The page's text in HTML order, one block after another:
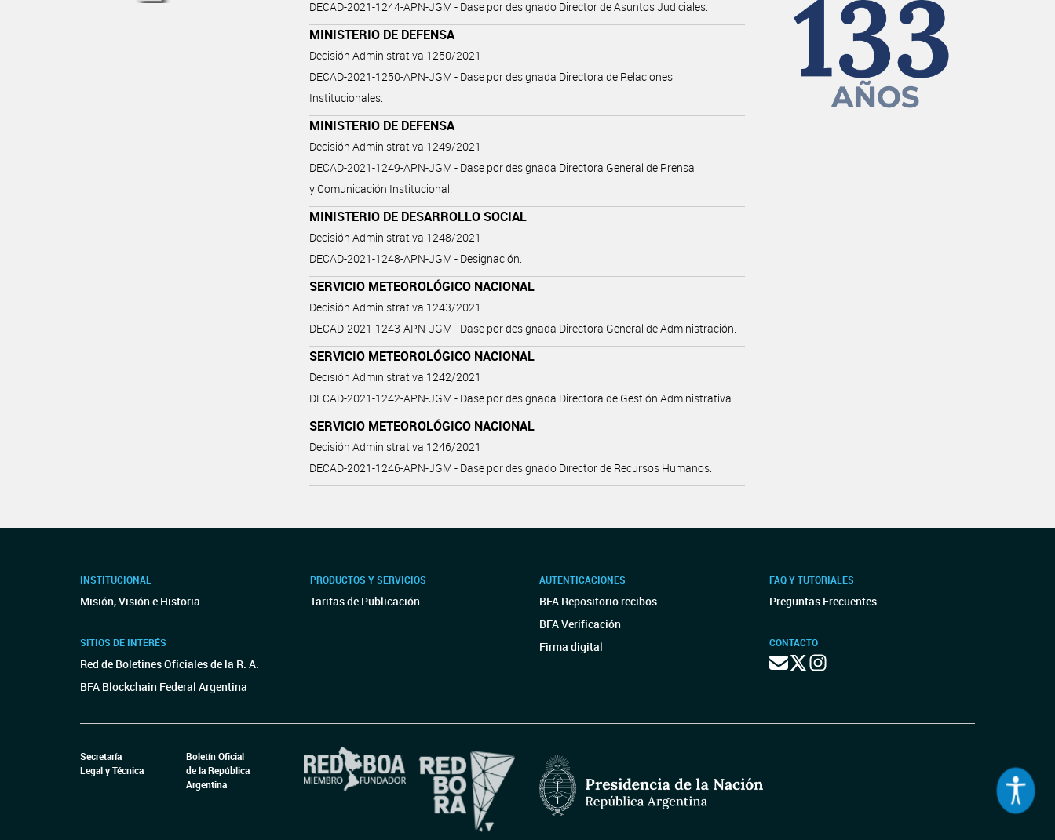
DECAD-2021-1244-APN-JGM - Dase por designado Director de Asuntos Judiciales.
MINISTERIO DE DEFENSA
Decisión Administrativa 1250/2021
DECAD-2021-1250-APN-JGM - Dase por designada Directora de Relaciones
Institucionales.
MINISTERIO DE DEFENSA
Decisión Administrativa 1249/2021
DECAD-2021-1249-APN-JGM - Dase por designada Directora General de Prensa
y Comunicación Institucional.
MINISTERIO DE DESARROLLO SOCIAL
Decisión Administrativa 1248/2021
DECAD-2021-1248-APN-JGM - Designación.
SERVICIO METEOROLÓGICO NACIONAL
Decisión Administrativa 1243/2021
DECAD-2021-1243-APN-JGM - Dase por designada Directora General de Administración.
SERVICIO METEOROLÓGICO NACIONAL
Decisión Administrativa 1242/2021
DECAD-2021-1242-APN-JGM - Dase por designada Directora de Gestión Administrativa.
SERVICIO METEOROLÓGICO NACIONAL
Decisión Administrativa 1246/2021
DECAD-2021-1246-APN-JGM - Dase por designado Director de Recursos Humanos.
INSTITUCIONAL
Misión, Visión e Historia
SITIOS DE INTERÉS
Red de Boletines Oficiales de la R. A.
BFA Blockchain Federal Argentina
PRODUCTOS Y SERVICIOS
Tarifas de Publicación
AUTENTICACIONES
BFA Repositorio recibos
BFA Verificación
Firma digital
FAQ Y TUTORIALES
Preguntas Frecuentes
CONTACTO
Secretaría
Legal y Técnica
Boletín Oficial
de la República
Argentina